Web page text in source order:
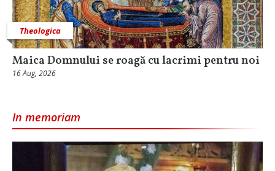
Theologica
Maica Domnului se roagă cu lacrimi pentru noi
16 Aug, 2026
In memoriam